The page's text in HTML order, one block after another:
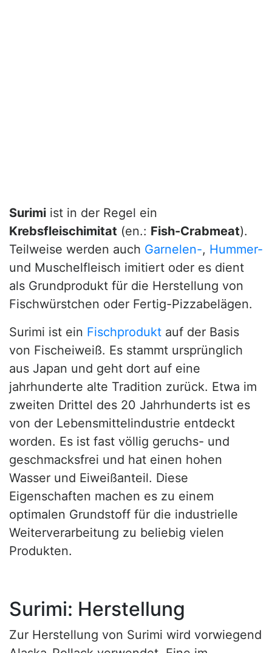
Surimi ist in der Regel ein
Krebsfleischimitat (en.: Fish-Crabmeat).
Teilweise werden auch Garnelen-, Hummer-
und Muschelfleisch imitiert oder es dient
als Grundprodukt für die Herstellung von
Fischwürstchen oder Fertig-Pizzabelägen.
Surimi ist ein Fischprodukt auf der Basis
von Fischeiweiß. Es stammt ursprünglich
aus Japan und geht dort auf eine
jahrhunderte alte Tradition zurück. Etwa im
zweiten Drittel des 20 Jahrhunderts ist es
von der Lebensmittelindustrie entdeckt
worden. Es ist fast völlig geruchs- und
geschmacksfrei und hat einen hohen
Wasser und Eiweißanteil. Diese
Eigenschaften machen es zu einem
optimalen Grundstoff für die industrielle
Weiterverarbeitung zu beliebig vielen
Produkten.
Surimi: Herstellung
Zur Herstellung von Surimi wird vorwiegend